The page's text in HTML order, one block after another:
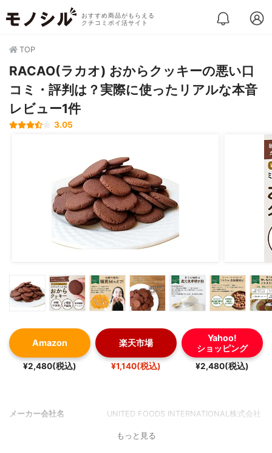
おすすめ商品がもらえる
クチコミポイ活サイト
TOP
RACAO(ラカオ) おからクッキーの悪い口
コミ・評判は？実際に使ったリアルな本音
レビュー1件
3.05
Amazon
¥2,480(税込)
楽天市場
¥1,140(税込)
Yahoo!
ショッピング
¥2,480(税込)
メーカー会社名 UNITED FOODS INTERNATIONAL株式会社
もっと見る